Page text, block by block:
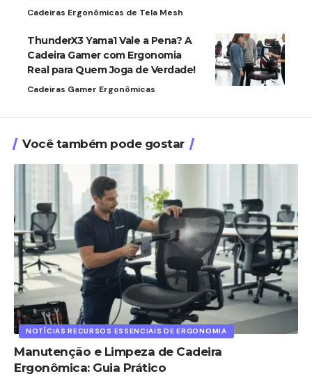
Cadeiras Ergonômicas de Tela Mesh
ThunderX3 Yama1 Vale a Pena? A
Cadeira Gamer com Ergonomia
Real para Quem Joga de Verdade!
Cadeiras Gamer Ergonômicas
Você também pode gostar
NOTÍCIAS RECURSOS ESSENCIAIS DE ERGONOMIA
Manutenção e Limpeza de Cadeira
Ergonômica: Guia Prático